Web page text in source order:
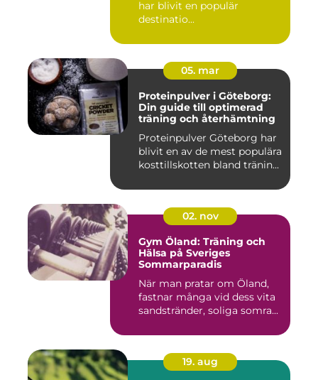
har blivit en populär
destinatio...
05. mar
Proteinpulver i Göteborg:
Din guide till optimerad
träning och återhämtning
Proteinpulver Göteborg har
blivit en av de mest populära
kosttillskotten bland tränin...
02. nov
Gym Öland: Träning och
Hälsa på Sveriges
Sommarparadis
När man pratar om Öland,
fastnar många vid dess vita
sandstränder, soliga somra...
19. aug